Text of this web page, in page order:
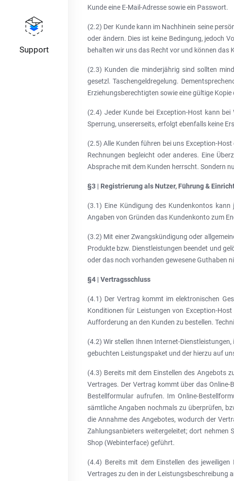
Support
Kunde eine E-Mail-Adresse sowie ein Passwort.
(2.2) Der Kunde kann im Nachhinein seine
oder ändern. Dies ist keine Bedingung, jedoch
behalten wir uns das Recht vor und können
(2.3) Kunden die minderjährig sind sollten
gesetzl. Taschengeldregelung.
Erziehungsberechtigten sowie eine gültige
(2.4) Jeder Kunde bei Exception-Host kann
Sperrung, unsererseits, erfolgt ebenfalls keine
(2.5) Alle Kunden führen bei uns Exception-
Rechnungen begleicht oder anderes. Eine
Absprache mit dem Kunden herrscht. Sondern
§3 | Registrierung als Nutzer, Führung &
(3.1) Eine Kündigung des Kundenkontos
Angaben von Gründen das Kundenkonto zum
(3.2) Mit einer Zwangskündigung oder
Produkte bzw. Dienstleistungen beendet und
oder das noch vorhanden gewesene Guthaben
§4 | Vertragsschluss
(4.1) Der Vertrag kommt im elektronischen
Konditionen für Leistungen von Exception-
Aufforderung an den Kunden zu bestellen.
(4.2) Wir stellen Ihnen Internet-
gebuchten Leistungspaket und der hierzu auf
(4.3) Bereits mit dem Einstellen des Angebots
Vertrages. Der Vertrag kommt über das
Bestellformular aufrufen. Im Online-
sämtliche Angaben nochmals zu überprüfen,
die Annahme des Angebotes, wodurch der
Zahlungsanbieters weitergeleitet; dort nehmen
Shop (Webinterface) geführt.
(4.4) Bereits mit dem Einstellen des
Vertrages zu den in der Leistungsbeschreibung